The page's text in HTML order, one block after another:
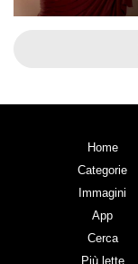
Home
Categorie
Immagini
App
Cerca
Più lette